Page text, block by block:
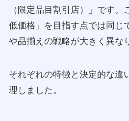
（限定品目割引店）」です。
低価格」を目指す点では同じ
や品揃えの戦略が大きく異な
それぞれの特徴と決定的な違
理しました。